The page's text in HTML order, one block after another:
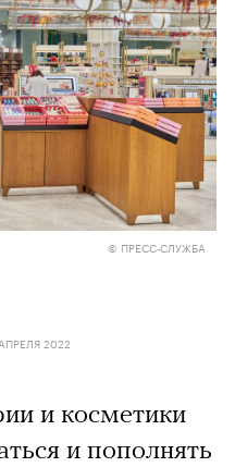
© ПРЕСС-СЛУЖБА
2022
и косметики
и пополнять